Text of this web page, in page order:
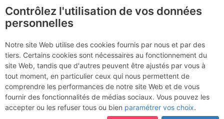
certaines pages ne sont plus accessibles, manquantes ou
incomplètes, déconnectez-vous puis reconnectez-vous à votre
compte sur le site.
Aiguilles du Soreiller :
Traversée Occidentale >>
Centrale
Samedi 24 juin 2017
Isère
Contrôlez l'utilisation de vos données
personnelles
Notre site Web utilise des cookies fournis par nous et par des
tiers. Certains cookies sont nécessaires au fonctionnement du
site Web, tandis que d'autres peuvent être ajustés par vous à
tout moment, en particulier ceux qui nous permettent de
comprendre les performances de notre site Web et de vous
fournir des fonctionnalités de médias sociaux. Vous pouvez les
accepter ou les refuser tous ou bien paramétrer vos choix.